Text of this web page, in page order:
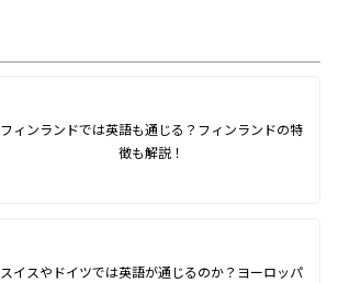
フィンランドでは英語も通じる？フィンランドの特
徴も解説！
スイスやドイツでは英語が通じるのか？ヨーロッパ